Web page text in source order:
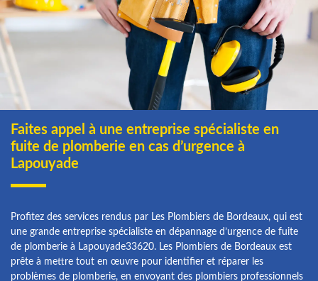
Faites appel à une entreprise spécialiste en
fuite de plomberie en cas d’urgence à
Lapouyade
Profitez des services rendus par Les Plombiers de Bordeaux, qui est
une grande entreprise spécialiste en dépannage d’urgence de fuite
de plomberie à Lapouyade33620. Les Plombiers de Bordeaux est
prête à mettre tout en œuvre pour identifier et réparer les
problèmes de plomberie, en envoyant des plombiers professionnels